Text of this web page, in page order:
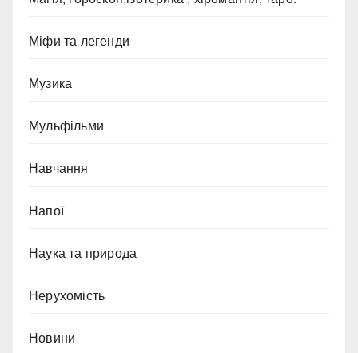
Міфи та легенди
Музика
Мульфільми
Навчання
Напої
Наука та природа
Нерухомість
Новини